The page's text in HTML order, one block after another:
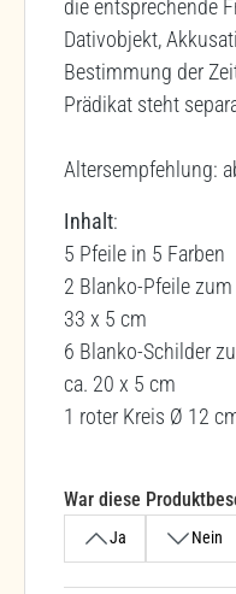
die entsprechende
Dativobjekt,
Bestimmung der
Prädikat steht
Altersempfehlung:
Inhalt:
5 Pfeile in 5 Farben
2 Blanko-Pfeile
33 x 5 cm
6 Blanko-Schilder
ca. 20 x 5 cm
1 roter Kreis Ø 12
War diese
Ja Nein